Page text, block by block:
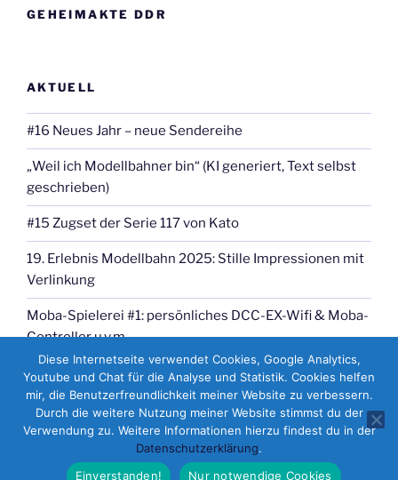
GEHEIMAKTE DDR
AKTUELL
#16 Neues Jahr – neue Sendereihe
„Weil ich Modellbahner bin“ (KI generiert, Text selbst
geschrieben)
#15 Zugset der Serie 117 von Kato
19. Erlebnis Modellbahn 2025: Stille Impressionen mit
Verlinkung
Moba-Spielerei #1: persönliches DCC-EX-Wifi & Moba-
Controller u.v.m.
Datenschutzerklärung Stolz präsentiert von WordPress
Diese Internetseite verwendet Cookies, Google Analytics,
Youtube und Chat für die Analyse und Statistik. Cookies helfen
mir, die Benutzerfreundlichkeit meiner Website zu verbessern.
Durch die weitere Nutzung meiner Website stimmst du der
Verwendung zu. Weitere Informationen hierzu findest du in der
Datenschutzerklärung.
Einverstanden!
Nur notwendige Cookies